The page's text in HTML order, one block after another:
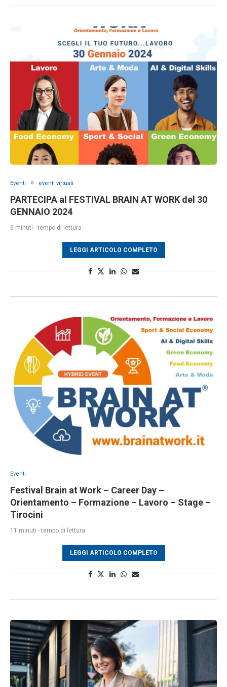
Eventi eventi virtuali
PARTECIPA al FESTIVAL BRAIN AT WORK del 30
GENNAIO 2024
6 minuti - tempo di lettura
LEGGI ARTICOLO COMPLETO
Eventi
Festival Brain at Work – Career Day –
Orientamento – Formazione – Lavoro – Stage –
Tirocini
11 minuti - tempo di lettura
LEGGI ARTICOLO COMPLETO